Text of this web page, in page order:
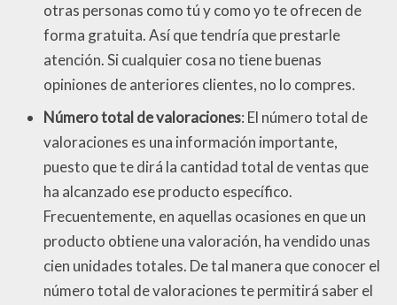
otras personas como tú y como yo te ofrecen de
forma gratuita. Así que tendría que prestarle
atención. Si cualquier cosa no tiene buenas
opiniones de anteriores clientes, no lo compres.
Número total de valoraciones: El número total de
valoraciones es una información importante,
puesto que te dirá la cantidad total de ventas que
ha alcanzado ese producto específico.
Frecuentemente, en aquellas ocasiones en que un
producto obtiene una valoración, ha vendido unas
cien unidades totales. De tal manera que conocer el
número total de valoraciones te permitirá saber el